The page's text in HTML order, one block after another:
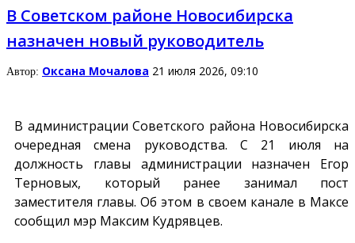
В Советском районе Новосибирска
назначен новый руководитель
Автор: Оксана Мочалова 21 июля 2026, 09:10
В администрации Советского района Новосибирска
очередная смена руководства. С 21 июля на
должность главы администрации назначен Егор
Терновых, который ранее занимал пост
заместителя главы. Об этом в своем канале в Максе
сообщил мэр Максим Кудрявцев.